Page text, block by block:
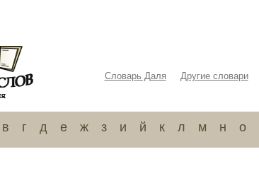
Словарь Даля Другие словари
в г д е ж з и й к л м н о